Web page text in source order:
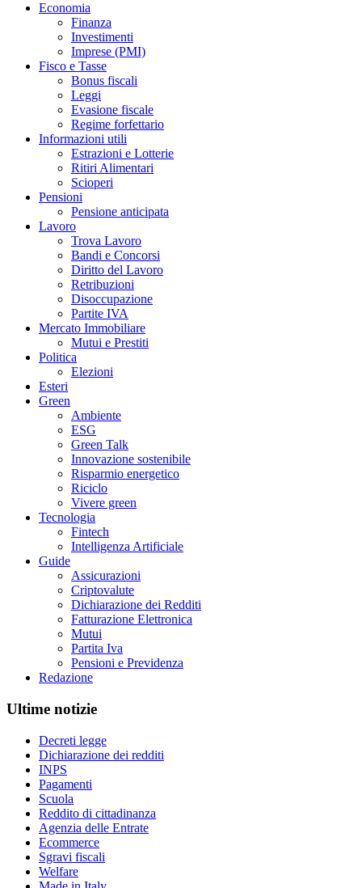
Economia
Finanza
Investimenti
Imprese (PMI)
Fisco e Tasse
Bonus fiscali
Leggi
Evasione fiscale
Regime forfettario
Informazioni utili
Estrazioni e Lotterie
Ritiri Alimentari
Scioperi
Pensioni
Pensione anticipata
Lavoro
Trova Lavoro
Bandi e Concorsi
Diritto del Lavoro
Retribuzioni
Disoccupazione
Partite IVA
Mercato Immobiliare
Mutui e Prestiti
Politica
Elezioni
Esteri
Green
Ambiente
ESG
Green Talk
Innovazione sostenibile
Risparmio energetico
Riciclo
Vivere green
Tecnologia
Fintech
Intelligenza Artificiale
Guide
Assicurazioni
Criptovalute
Dichiarazione dei Redditi
Fatturazione Elettronica
Mutui
Partita Iva
Pensioni e Previdenza
Redazione
Ultime notizie
Decreti legge
Dichiarazione dei redditi
INPS
Pagamenti
Scuola
Reddito di cittadinanza
Agenzia delle Entrate
Ecommerce
Sgravi fiscali
Welfare